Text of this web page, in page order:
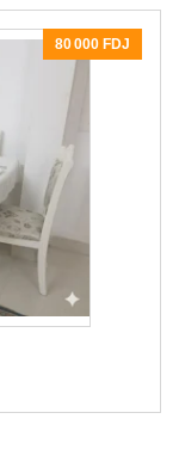
80 000 FDJ